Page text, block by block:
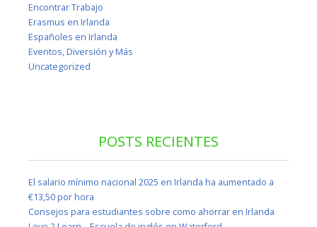
Encontrar Trabajo
Erasmus en Irlanda
Españoles en Irlanda
Eventos, Diversión y Más
Uncategorized
POSTS RECIENTES
El salario mínimo nacional 2025 en Irlanda ha aumentado a
€13,50 por hora
Consejos para estudiantes sobre como ahorrar en Irlanda